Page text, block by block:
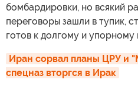
бомбардировки, но всякий
переговоры зашли в тупик,
готов к долгому и
Иран сорвал планы ЦРУ и
спецназ вторгся в Ирак